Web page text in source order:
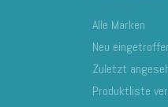
Alle Marken
Neu
Zuletzt
Produktliste